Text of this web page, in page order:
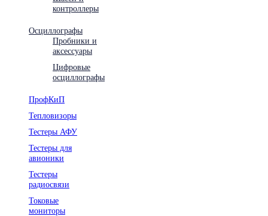
контроллеры
Осциллографы
Пробники и
аксессуары
Цифровые
осциллографы
ПрофКиП
Тепловизоры
Тестеры АФУ
Тестеры для
авионики
Тестеры
радиосвязи
Токовые
мониторы